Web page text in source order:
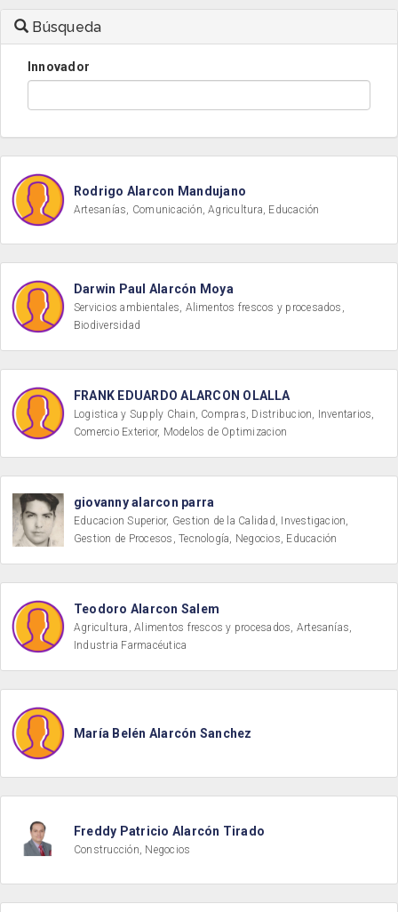
Búsqueda
Innovador
Rodrigo Alarcon Mandujano
Artesanías, Comunicación, Agricultura, Educación
Darwin Paul Alarcón Moya
Servicios ambientales, Alimentos frescos y procesados,
Biodiversidad
FRANK EDUARDO ALARCON OLALLA
Logistica y Supply Chain, Compras, Distribucion, Inventarios,
Comercio Exterior, Modelos de Optimizacion
giovanny alarcon parra
Educacion Superior, Gestion de la Calidad, Investigacion,
Gestion de Procesos, Tecnología, Negocios, Educación
Teodoro Alarcon Salem
Agricultura, Alimentos frescos y procesados, Artesanías,
Industria Farmacéutica
María Belén Alarcón Sanchez
Freddy Patricio Alarcón Tirado
Construcción, Negocios